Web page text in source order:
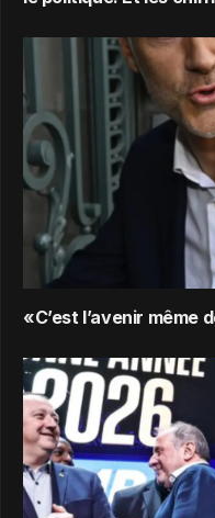
«C’est l’avenir même